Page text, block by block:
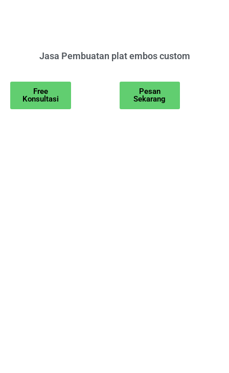
Jasa Pembuatan plat embos custom
Free
Konsultasi
Pesan
Sekarang